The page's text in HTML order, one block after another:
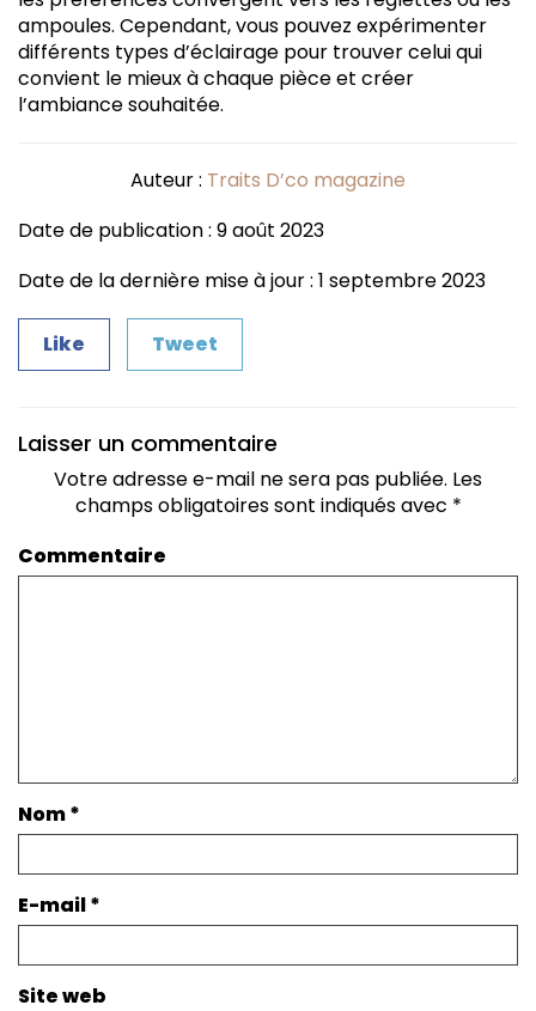
ampoules. Cependant, vous pouvez expérimenter
différents types d’éclairage pour trouver celui qui
convient le mieux à chaque pièce et créer
l’ambiance souhaitée.
Auteur : Traits D’co magazine
Date de publication : 9 août 2023
Date de la dernière mise à jour : 1 septembre 2023
Like Tweet
Laisser un commentaire
Votre adresse e-mail ne sera pas publiée. Les
champs obligatoires sont indiqués avec *
Commentaire
Nom*
E-mail*
Site web